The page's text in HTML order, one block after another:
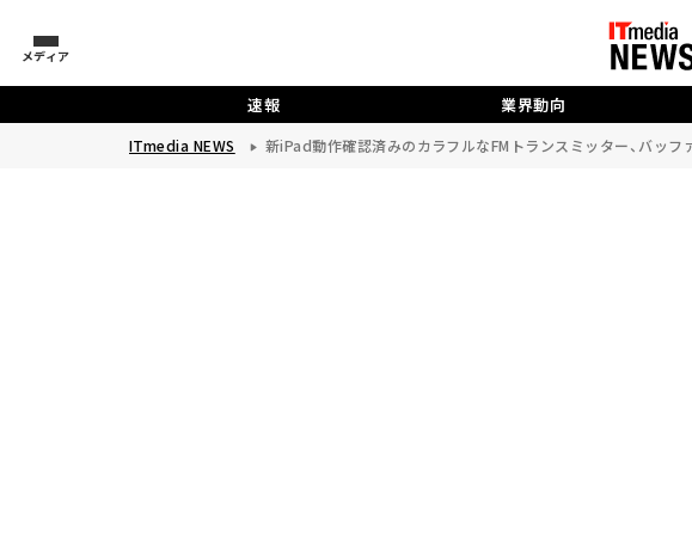
メディア
速報 業界動向
ITmedia NEWS 新iPad動作確認済みのカラフルなFMトランスミッター、バッフ